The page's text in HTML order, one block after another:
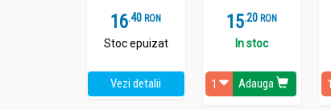
16.4 RON
Stoc epuizat
Vezi detalii
15.2 RON
In stoc
Adauga